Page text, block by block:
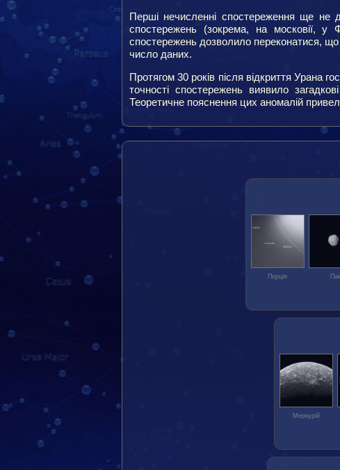
Перші нечисленні спостереження ще не
спостережень (зокрема, на московії, у
спостережень дозволило переконатися,
число даних.
Протягом 30 років після відкриття Урана
точності спостережень виявило
Теоретичне пояснення цих аномалій
Порція Пак
Меркурій